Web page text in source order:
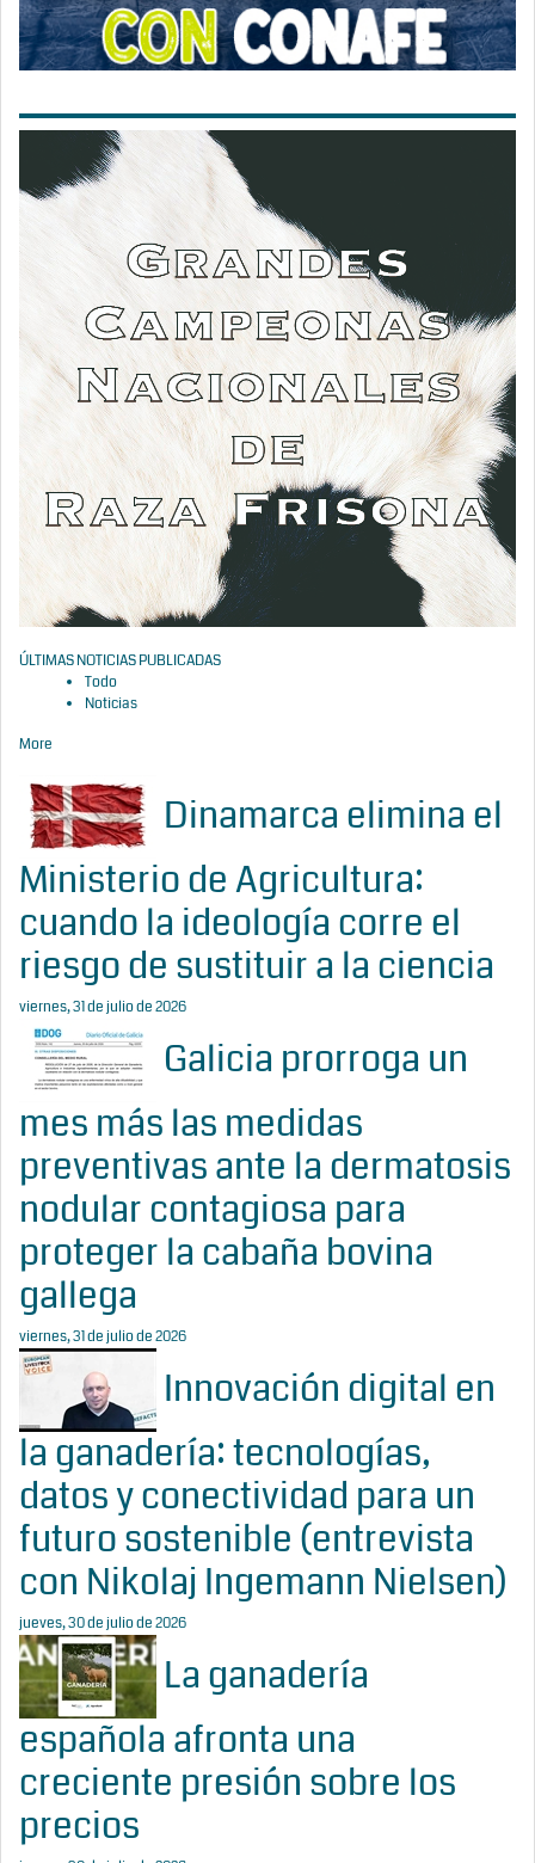
ÚLTIMAS NOTICIAS PUBLICADAS
Todo
Noticias
More
Dinamarca elimina el
Ministerio de Agricultura:
cuando la ideología corre el
riesgo de sustituir a la ciencia
viernes, 31 de julio de 2026
Galicia prorroga un
mes más las medidas
preventivas ante la dermatosis
nodular contagiosa para
proteger la cabaña bovina
gallega
viernes, 31 de julio de 2026
Innovación digital en
la ganadería: tecnologías,
datos y conectividad para un
futuro sostenible (entrevista
con Nikolaj Ingemann Nielsen)
jueves, 30 de julio de 2026
La ganadería
española afronta una
creciente presión sobre los
precios